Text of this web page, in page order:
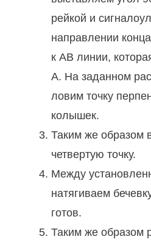
рейкой и
направлении
к АВ линии,
А. На заданном
ловим точку
колышек.
Таким же образом
четвертую точку.
Между
натягиваем
готов.
Таким же образом